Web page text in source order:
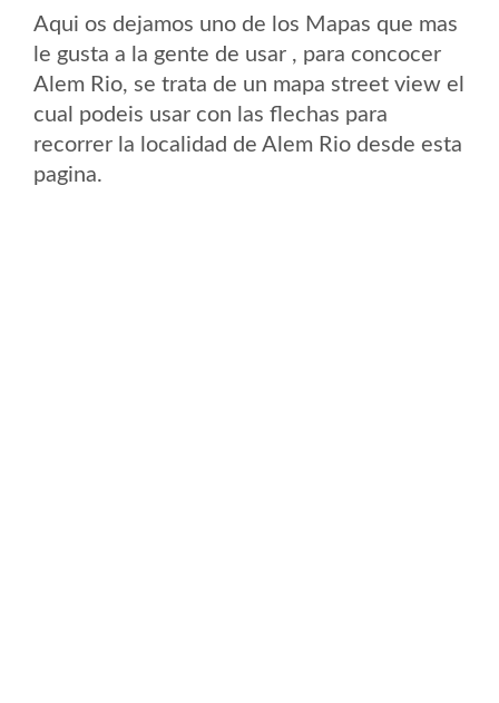
Aqui os dejamos uno de los Mapas que mas
le gusta a la gente de usar , para concocer
Alem Rio, se trata de un mapa street view el
cual podeis usar con las flechas para
recorrer la localidad de Alem Rio desde esta
pagina.